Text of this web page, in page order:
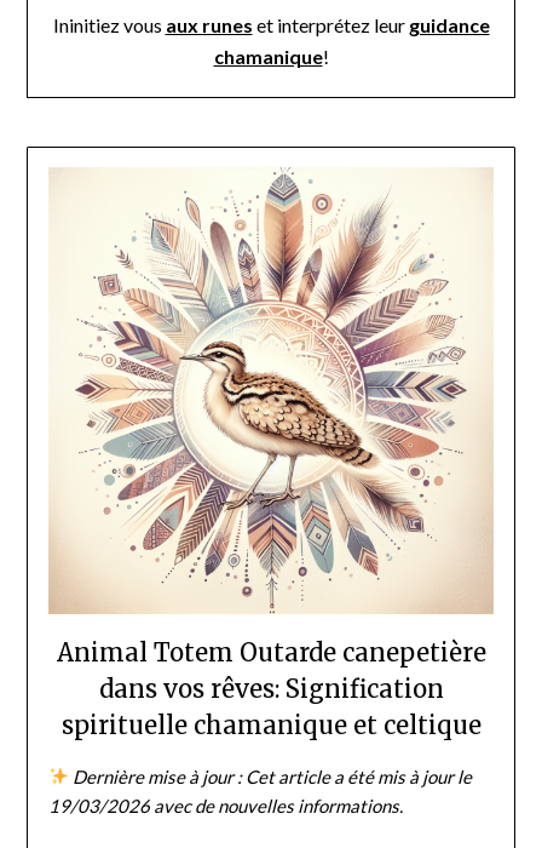
Ininitiez vous aux runes et interprétez leur guidance
chamanique!
Animal Totem Outarde canepetière
dans vos rêves: Signification
spirituelle chamanique et celtique
Dernière mise à jour : Cet article a été mis à jour le
19/03/2026 avec de nouvelles informations.